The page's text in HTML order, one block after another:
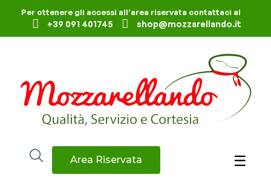
Per ottenere gli accessi all'area riservata contattaci al
+39 091 401745 shop@mozzarellando.it
☰
Area Riservata